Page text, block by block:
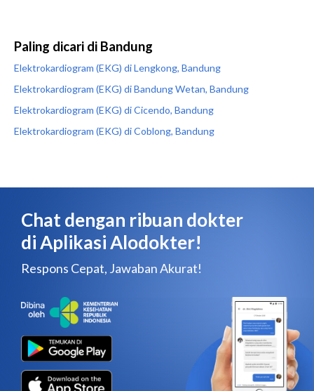
Paling dicari di Bandung
Elektrokardiogram (EKG) di Lengkong, Bandung
Elektrokardiogram (EKG) di Bandung Wetan, Bandung
Elektrokardiogram (EKG) di Cicendo, Bandung
Elektrokardiogram (EKG) di Coblong, Bandung